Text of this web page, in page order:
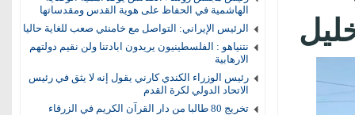
الهاشمية في الحفاظ على هوية القدس ومقدساتها
الرئيس الإيراني: التواصل مع خامنئي صعب للغاية حاليا
نتنياهو : الفلسطينيون يريدون ابادتنا ولن نقيم دولتهم
الارهابية
رئيس الوزراء الكندي كارني يقول إنه لا يثق في رئيس
الاتحاد الدولي لكرة القدم
تخريج 80 طالبا من دار القرآن الكريم في الزرقاء